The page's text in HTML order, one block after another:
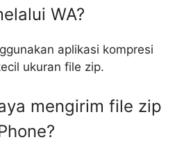
WA?
aplikasi kompresi
ukuran file zip.
mengirim file zip